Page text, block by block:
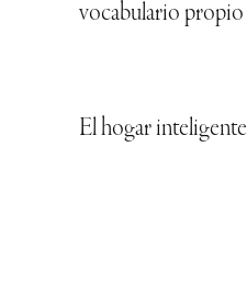
vocabulario propio
El hogar inteligente